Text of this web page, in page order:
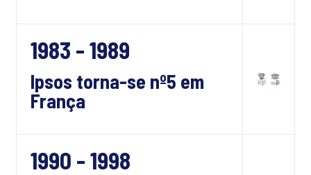
1983 - 1989
Ipsos torna-se nº5 em
França
1990 - 1998